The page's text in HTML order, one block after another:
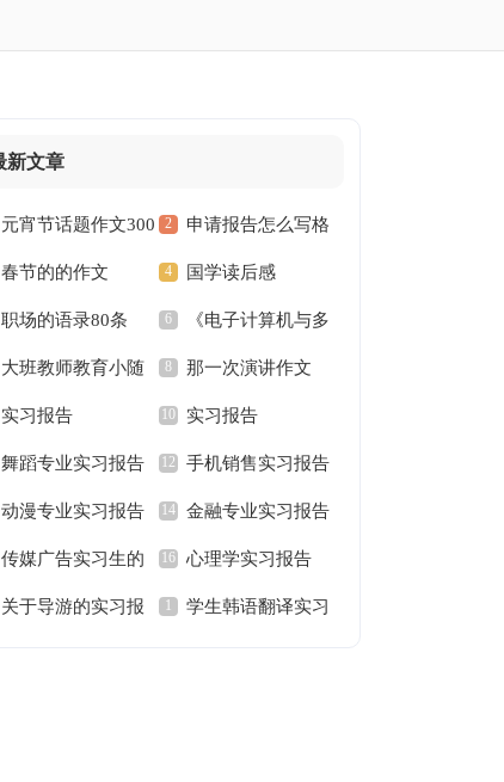
新文章
元宵节话题作文300 申请报告怎么写格
式
春节的的作文 国学读后感
职场的语录80条 《电子计算机与多
媒体》教学设计
大班教师教育小随 那一次演讲作文
实习报告 实习报告
舞蹈专业实习报告 手机销售实习报告
动漫专业实习报告 金融专业实习报告
传媒广告实习生的
报告范文
心理学实习报告
关于导游的实习报 学生韩语翻译实习